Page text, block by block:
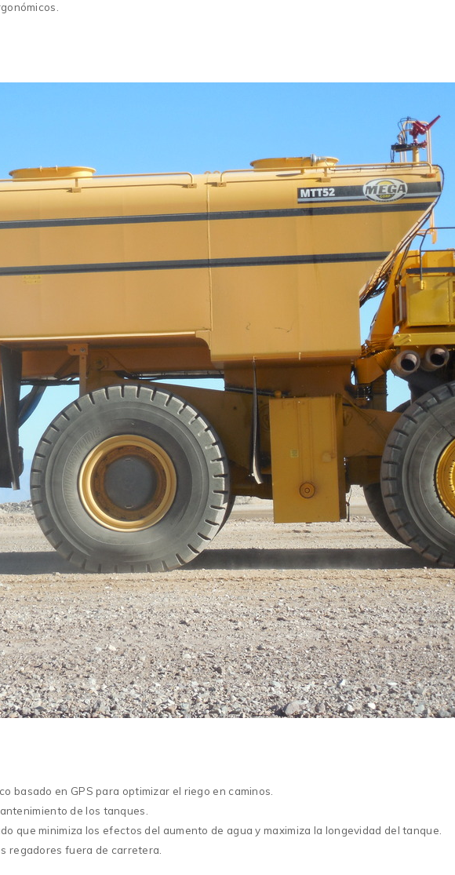
basado en GPS para optimizar el riego en caminos.
de los tanques.
que minimiza los efectos del aumento de agua y maximiza la longevidad del tanque.
regadores fuera de carretera.